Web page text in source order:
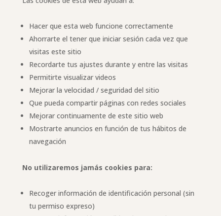
Hacer que esta web funcione correctamente
Ahorrarte el tener que iniciar sesión cada vez que
visitas este sitio
Recordarte tus ajustes durante y entre las visitas
Permitirte visualizar videos
Mejorar la velocidad / seguridad del sitio
Que pueda compartir páginas con redes sociales
Mejorar continuamente de este sitio web
Mostrarte anuncios en función de tus hábitos de
navegación
No utilizaremos jamás cookies para:
Recoger información de identificación personal (sin
tu permiso expreso)